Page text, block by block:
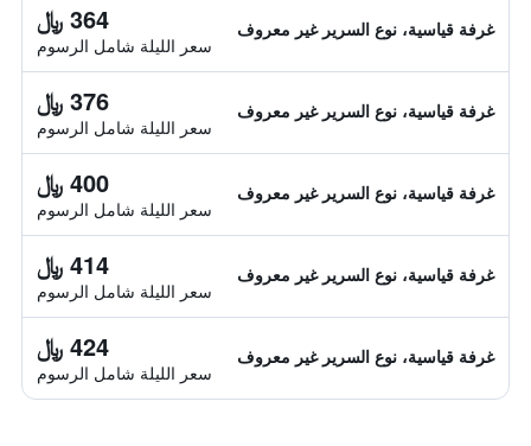
غرفة قياسية، نوع السرير غير معروف 364 ﷼
سعر الليلة شامل الرسوم
غرفة قياسية، نوع السرير غير معروف 376 ﷼
سعر الليلة شامل الرسوم
غرفة قياسية، نوع السرير غير معروف 400 ﷼
سعر الليلة شامل الرسوم
غرفة قياسية، نوع السرير غير معروف 414 ﷼
سعر الليلة شامل الرسوم
غرفة قياسية، نوع السرير غير معروف 424 ﷼
سعر الليلة شامل الرسوم